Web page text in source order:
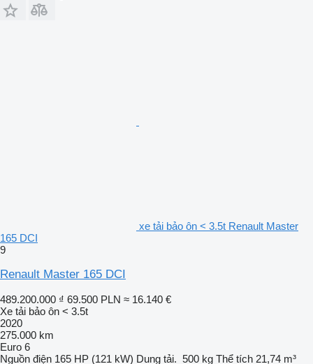
xe tải bảo ôn < 3.5t Renault Master
165 DCI
9
Renault Master 165 DCI
489.200.000 ₫ 69.500 PLN ≈ 16.140 €
Xe tải bảo ôn < 3.5t
2020
275.000 km
Euro 6
Nguồn điện 165 HP (121 kW) Dung tải. 500 kg Thể tích 21,74 m³